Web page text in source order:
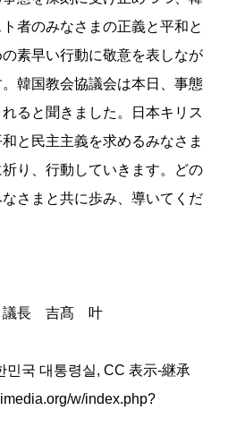
者のみなさまの正義と平和と
素早い行動に敬意を表しなが
韓国教会協議会は本日、事態
ると聞きました。日本キリス
と民主主義を求めるみなさま
り、行動していきます。
どの
さまと共に歩み、導いてくだ
議長 吉髙 叶
민국 대통령실, CC 表示-継承
w/index.php?